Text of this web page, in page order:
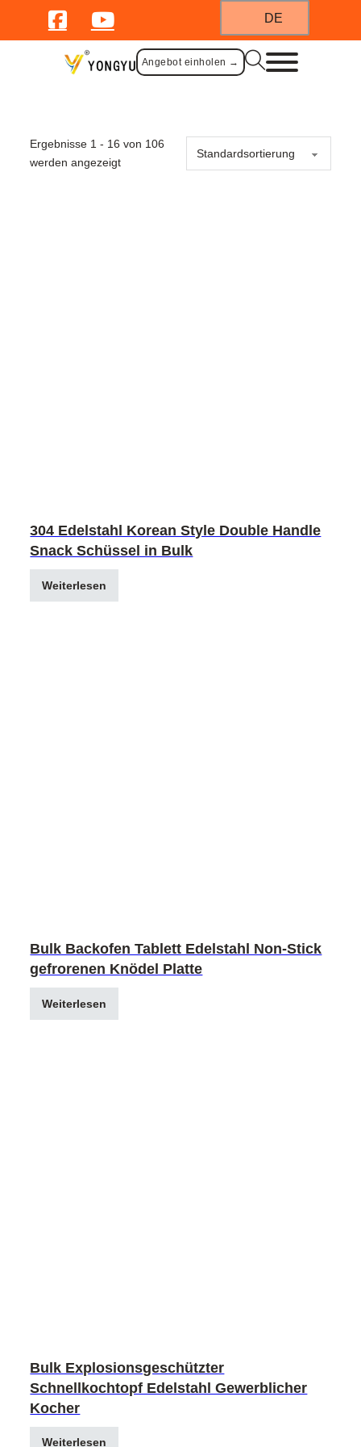
DE
Angebot einholen →
Heimische Küche
Ergebnisse 1 - 16 von 106
werden angezeigt
304 Edelstahl Korean Style Double Handle
Snack Schüssel in Bulk
Weiterlesen
Bulk Backofen Tablett Edelstahl Non-Stick
gefrorenen Knödel Platte
Weiterlesen
Bulk Explosionsgeschützter
Schnellkochtopf Edelstahl Gewerblicher
Kocher
Weiterlesen